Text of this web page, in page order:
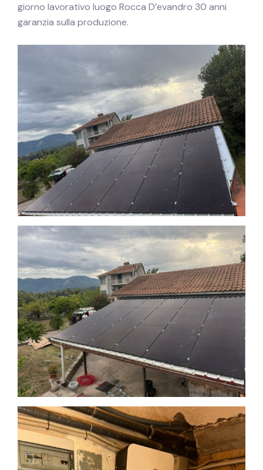
giorno lavorativo luogo Rocca D’evandro 30 anni
garanzia sulla produzione.